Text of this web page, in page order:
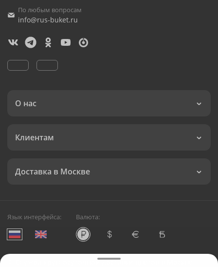
По любым вопросам
info@rus-buket.ru
О нас
Клиентам
Доставка в Москве
Язык интерфейса: Валюта:
Служба круглосуточной доставки цветов в Москве